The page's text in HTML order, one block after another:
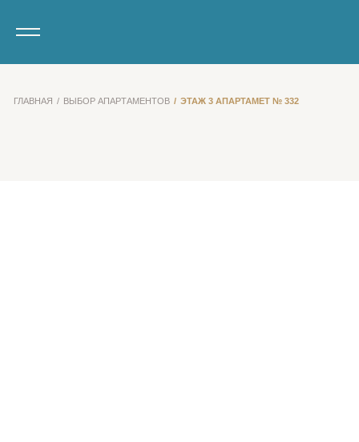
ГЛАВНАЯ ВЫБОР АПАРТАМЕНТОВ ЭТАЖ 3 АПАРТАМЕТ № 332